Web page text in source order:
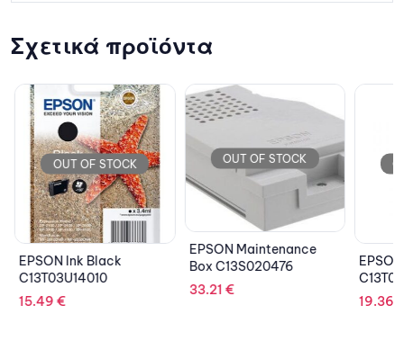
Σχετικά προϊόντα
OUT OF STOCK
EPSON Ink Black
C13T03U14010
15.49 €
OUT OF STOCK
EPSON Maintenance
Box C13S020476
33.21 €
19.36